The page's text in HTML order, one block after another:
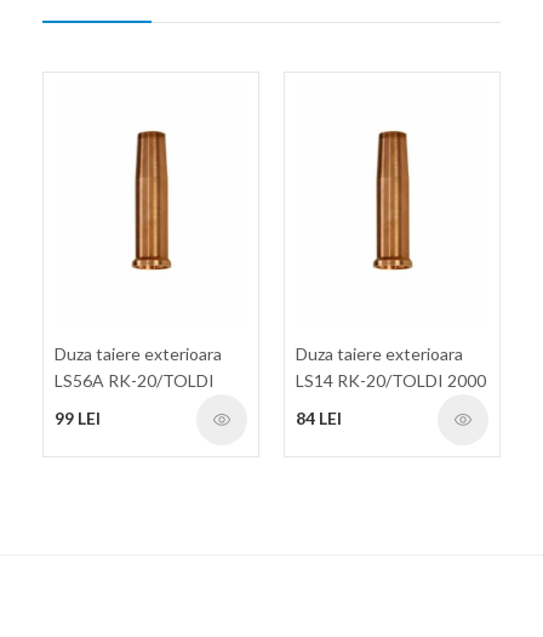
Duza taiere exterioara
LS56A RK-20/TOLDI
2000 (100-300mm)
99 LEI
Duza taiere exterioara
LS14 RK-20/TOLDI 2000
(3-100mm)
84 LEI